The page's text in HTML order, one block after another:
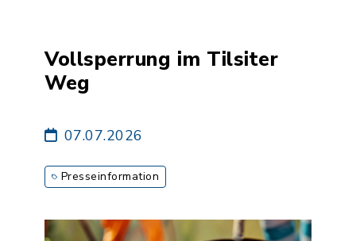
Vollsperrung im Tilsiter
Weg
07.07.2026
Presseinformation